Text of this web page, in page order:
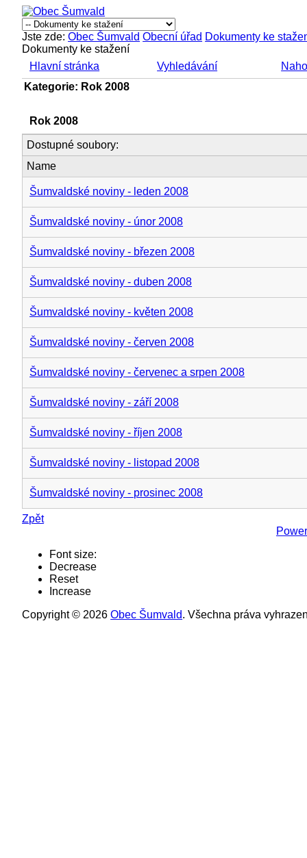
Jste zde:Obec Šumvald Obecní úřad Dokumenty ke
Dokumenty ke stažení
Hlavní stránka
Vyhledávání
Kategorie: Rok 2008
Rok 2008
Dostupné soubory:
Name
Šumvaldské noviny - leden 2008
Šumvaldské noviny - únor 2008
Šumvaldské noviny - březen 2008
Šumvaldské noviny - duben 2008
Šumvaldské noviny - květen 2008
Šumvaldské noviny - červen 2008
Šumvaldské noviny - červenec a srpen 2008
Šumvaldské noviny - září 2008
Šumvaldské noviny - říjen 2008
Šumvaldské noviny - listopad 2008
Šumvaldské noviny - prosinec 2008
Zpět
Font size:
Decrease
Reset
Increase
Copyright © 2026Obec Šumvald. Všechna práva